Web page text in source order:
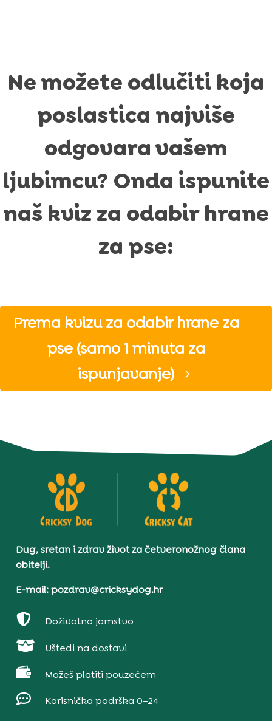
Ne možete odlučiti koja
poslastica najviše
odgovara vašem
ljubimcu? Onda ispunite
naš kviz za odabir hrane
za pse:
Prema kvizu za odabir hrane za
pse (samo 1 minuta za
ispunjavanje)
Dug, sretan i zdrav život za četveronožnog člana
obitelji.
E-mail: pozdrav@cricksydog.hr
 Doživotno jamstvo
 Uštedi na dostavi
 Možeš platiti pouzećem
 Korisnička podrška 0–24